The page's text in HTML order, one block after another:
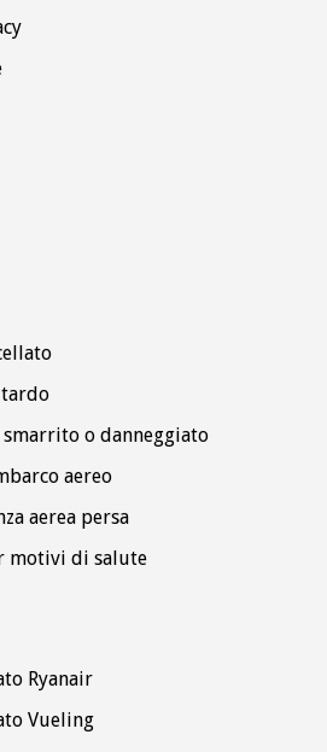
o danneggiato
aereo
aerea persa
motivi di salute
Ryanair
Vueling